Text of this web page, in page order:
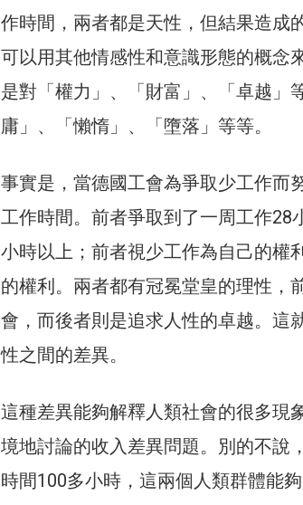
作時間，兩者都是天性，但結果造成
可以用其他情感性和意識形態的概念
是對「權力」、「財富」、「卓越」
庸」、「懶惰」、「墮落」等等。
事實是，當德國工會為爭取少工作而
工作時間。前者爭取到了一周工作28
小時以上；前者視少工作為自己的權
的權利。兩者都有冠冕堂皇的理性，
會，而後者則是追求人性的卓越。這
性之間的差異。
這種差異能夠解釋人類社會的很多現
境地討論的收入差異問題。別的不說
時間100多小時，這兩個人類群體能